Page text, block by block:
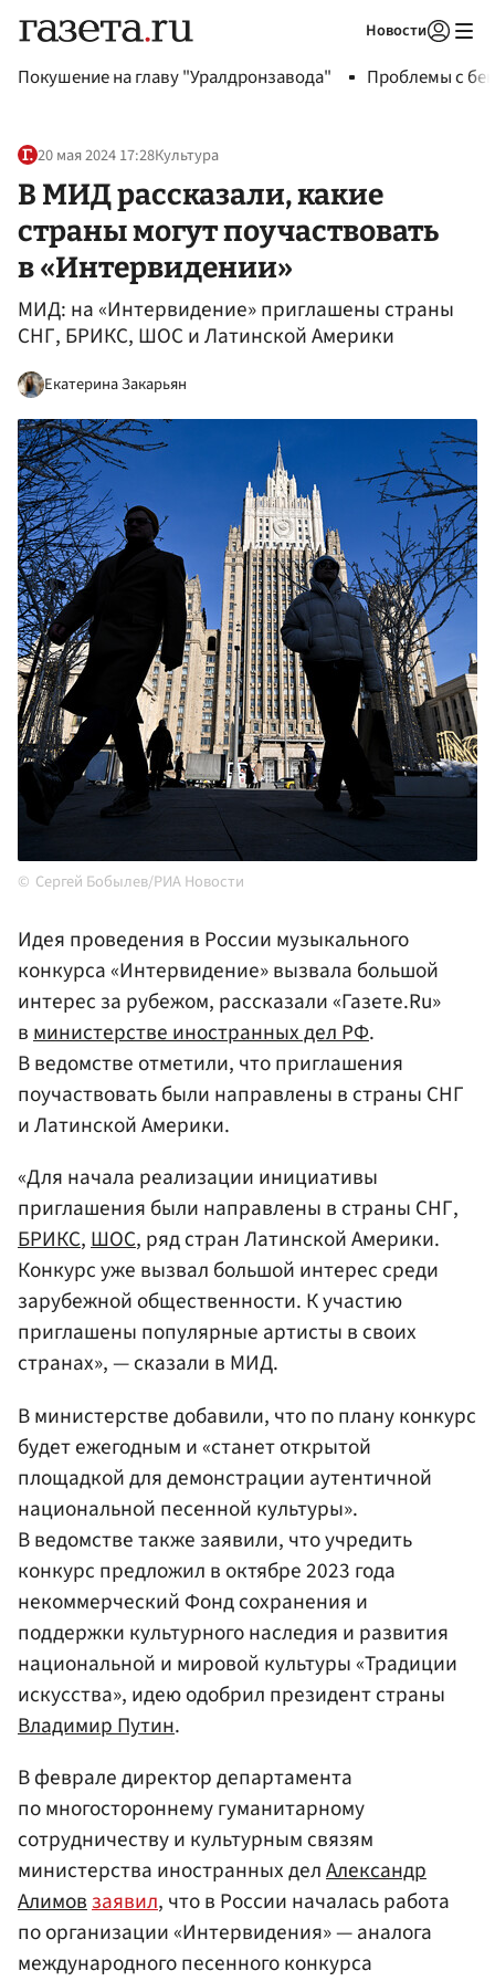
Новости
Покушение на главу "Уралдронзавода" Проблемы с
20 мая 2024 17:28Культура
В МИД рассказали, какие
страны могут поучаствовать
в «Интервидении»
МИД: на «Интервидение» приглашены страны
СНГ, БРИКС, ШОС и Латинской Америки
Екатерина Закарьян
Сергей Бобылев/РИА Новости
Идея проведения в России музыкального
конкурса «Интервидение» вызвала большой
интерес за рубежом, рассказали «Газете.Ru»
вминистерстве иностранных дел РФ.
В ведомстве отметили, что приглашения
поучаствовать были направлены в страны СНГ
и Латинской Америки.
«Для начала реализации инициативы
приглашения были направлены в страны СНГ,
БРИКС,ШОС, ряд стран Латинской Америки.
Конкурс уже вызвал большой интерес среди
зарубежной общественности. К участию
приглашены популярные артисты в своих
странах», — сказали в МИД.
В министерстве добавили, что по плану конкурс
будет ежегодным и «станет открытой
площадкой для демонстрации аутентичной
национальной песенной культуры».
В ведомстве также заявили, что учредить
конкурс предложил в октябре 2023 года
некоммерческий Фонд сохранения и
поддержки культурного наследия и развития
национальной и мировой культуры «Традиции
искусства», идею одобрил президент страны
Владимир Путин.
В феврале директор департамента
по многостороннему гуманитарному
сотрудничеству и культурным связям
министерства иностранных делАлександр
Алимовзаявил, что в России началась работа
по организации «Интервидения» — аналога
международного песенного конкурса